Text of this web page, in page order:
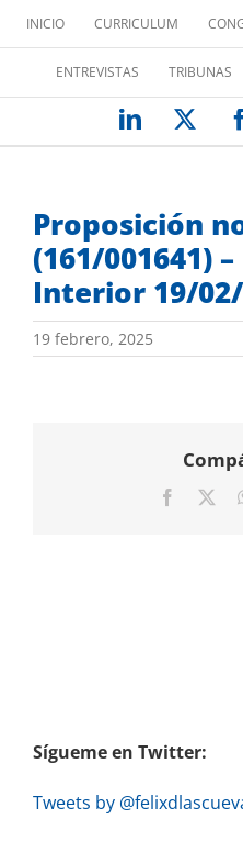
contenido
INICIO CURRICULUM
ENTREVISTAS TRIBUNAS
LinkedIn
Proposición
(161/001641)
Interior 19/
19 febrero, 2025
Facebook
Sígueme en Twitter:
Tweets by